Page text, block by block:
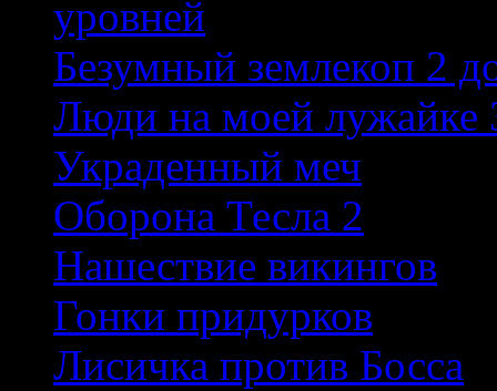
уровней
Безумный землекоп 2
Люди на моей лужайке
Украденный меч
Оборона Тесла 2
Нашествие викингов
Гонки придурков
Лисичка против Босса